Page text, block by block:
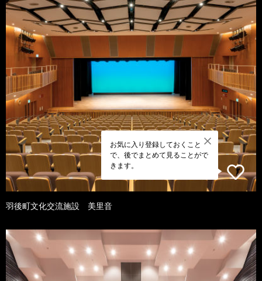
お気に入り登録しておくこと
で、後でまとめて見ることがで
きます。
羽後町文化交流施設 美里音